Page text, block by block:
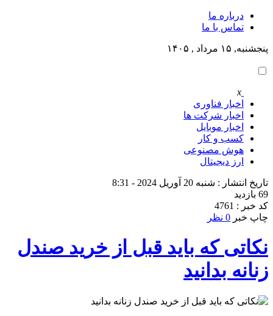
درباره ما
تماس با ما
پنجشنبه, ۱۵ مرداد , ۱۴۰۵
x
اخبار فناوری
اخبار شرکت ها
اخبار موبایل
کسب و کار
هوش مصنوعی
ارز دیجیتال
تاریخ انتشار : شنبه 20 آوریل 2024 - 8:31
69 بازدید
کد خبر : 4761
چاپ خبر 0 نظر
نکاتی که باید قبل از خرید صندل
زنانه بدانید